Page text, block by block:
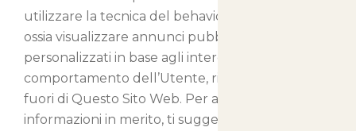
utilizzare la tecnica del behavioral retargeting,
ossia visualizzare annunci pubblicitari
personalizzati in base agli interessi e al
comportamento dell’Utente, rilevati anche al di
fuori di Questo Sito Web. Per avere maggiori
informazioni in merito, ti suggeriamo di verificare